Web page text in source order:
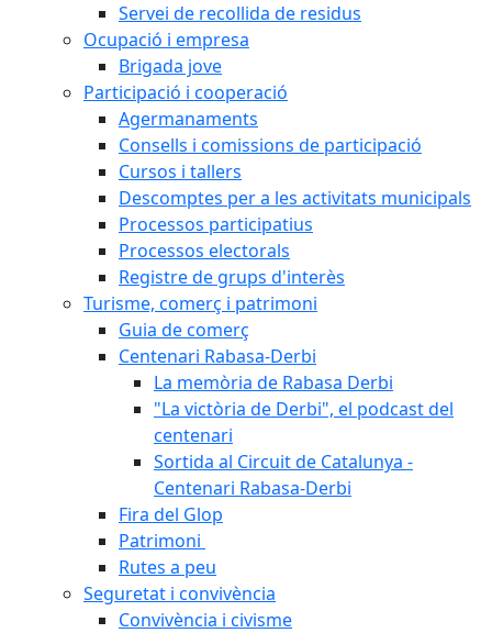
Servei de recollida de residus
Ocupació i empresa
Brigada jove
Participació i cooperació
Agermanaments
Consells i comissions de participació
Cursos i tallers
Descomptes per a les activitats municipals
Processos participatius
Processos electorals
Registre de grups d'interès
Turisme, comerç i patrimoni
Guia de comerç
Centenari Rabasa-Derbi
La memòria de Rabasa Derbi
"La victòria de Derbi", el podcast del
centenari
Sortida al Circuit de Catalunya -
Centenari Rabasa-Derbi
Fira del Glop
Patrimoni
Rutes a peu
Seguretat i convivència
Convivència i civisme